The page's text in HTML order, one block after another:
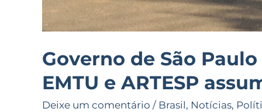
Governo de São
EMTU e ARTESP
Deixe um comentário / Brasil, Notícias,